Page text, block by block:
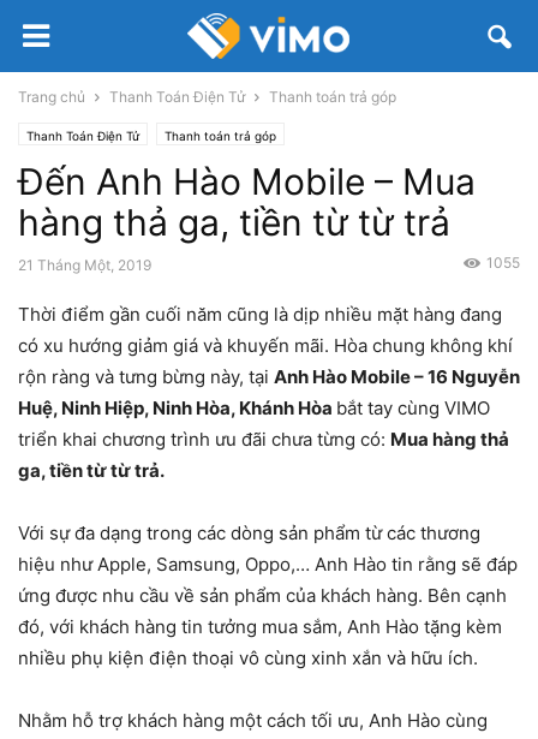
Trang chủ Thanh Toán Điện Tử Thanh toán trả góp
Thanh Toán Điện Tử Thanh toán trả góp
Đến Anh Hào Mobile – Mua
hàng thả ga, tiền từ từ trả
21 Tháng Một, 2019 1055
Thời điểm gần cuối năm cũng là dịp nhiều mặt hàng đang
có xu hướng giảm giá và khuyến mãi. Hòa chung không khí
rộn ràng và tưng bừng này, tại Anh Hào Mobile – 16 Nguyễn
Huệ, Ninh Hiệp, Ninh Hòa, Khánh Hòa bắt tay cùng VIMO
triển khai chương trình ưu đãi chưa từng có: Mua hàng thả
ga, tiền từ từ trả.
Với sự đa dạng trong các dòng sản phẩm từ các thương
hiệu như Apple, Samsung, Oppo,… Anh Hào tin rằng sẽ đáp
ứng được nhu cầu về sản phẩm của khách hàng. Bên cạnh
đó, với khách hàng tin tưởng mua sắm, Anh Hào tặng kèm
nhiều phụ kiện điện thoại vô cùng xinh xắn và hữu ích.
Nhằm hỗ trợ khách hàng một cách tối ưu, Anh Hào cùng